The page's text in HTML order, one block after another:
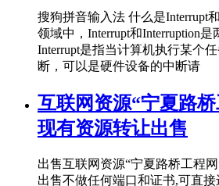
搜狗拼音输入法 什么是Interrupt
领域中，Interrupt和Interruption是
Interrupt是指当计算机执行某个
断，可以是硬件设备的中断请
互联网资源“宁夏路
现有资源转让出售
出售互联网资源“宁夏路桥工程
出售不做任何端口和证书,可直